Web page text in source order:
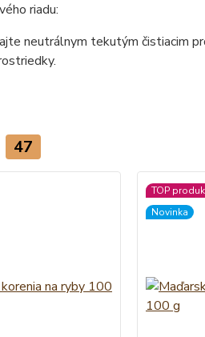
riadu:
neutrálnym tekutým čistiacim
47
TOP
Novinka